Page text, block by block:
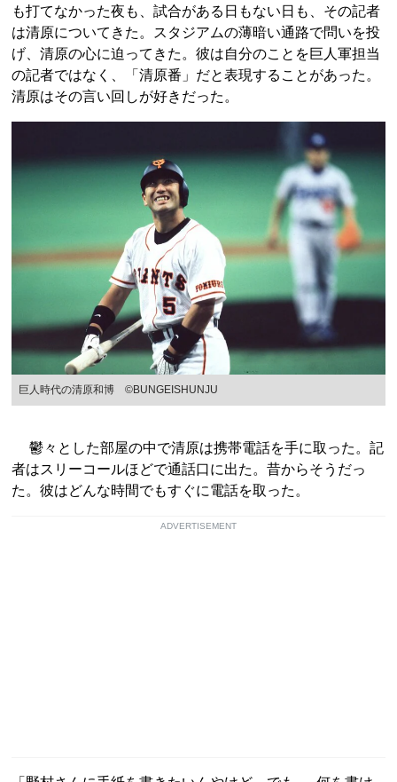
も打てなかった夜も、試合がある日もない日も、その記者
は清原についてきた。スタジアムの薄暗い通路で問いを投
げ、清原の心に迫ってきた。彼は自分のことを巨人軍担当
の記者ではなく、「清原番」だと表現することがあった。
清原はその言い回しが好きだった。
巨人時代の清原和博 ©︎BUNGEISHUNJU
鬱々とした部屋の中で清原は携帯電話を手に取った。記
者はスリーコールほどで通話口に出た。昔からそうだっ
た。彼はどんな時間でもすぐに電話を取った。
ADVERTISEMENT